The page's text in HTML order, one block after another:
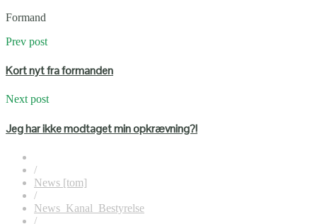
Formand
Prev post
Kort nyt fra formanden
Next post
Jeg har ikke modtaget min opkrævning?!
/
News [tom]
/
News_Kanal_Bestyrelse
/